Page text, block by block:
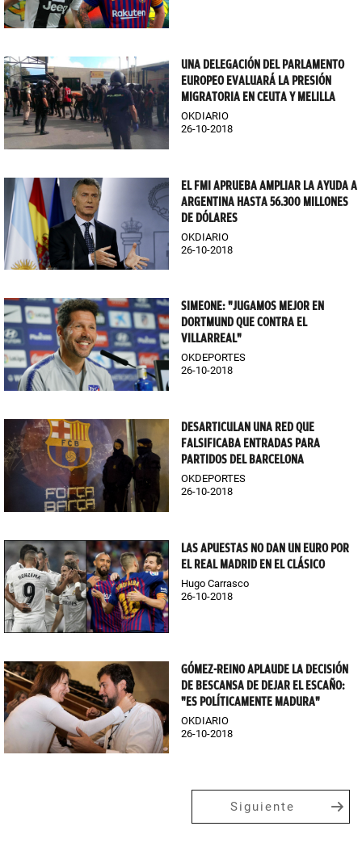
UNA DELEGACIÓN DEL PARLAMENTO
EUROPEO EVALUARÁ LA PRESIÓN
MIGRATORIA EN CEUTA Y MELILLA
OKDIARIO
26-10-2018
EL FMI APRUEBA AMPLIAR LA AYUDA A
ARGENTINA HASTA 56.300 MILLONES
DE DÓLARES
OKDIARIO
26-10-2018
SIMEONE: "JUGAMOS MEJOR EN
DORTMUND QUE CONTRA EL
VILLARREAL"
OKDEPORTES
26-10-2018
DESARTICULAN UNA RED QUE
FALSIFICABA ENTRADAS PARA
PARTIDOS DEL BARCELONA
OKDEPORTES
26-10-2018
LAS APUESTAS NO DAN UN EURO POR
EL REAL MADRID EN EL CLÁSICO
Hugo Carrasco
26-10-2018
GÓMEZ-REINO APLAUDE LA DECISIÓN
DE BESCANSA DE DEJAR EL ESCAÑO:
"ES POLÍTICAMENTE MADURA"
OKDIARIO
26-10-2018
Siguiente